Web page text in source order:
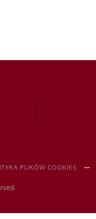
PLIKÓW COOKIES